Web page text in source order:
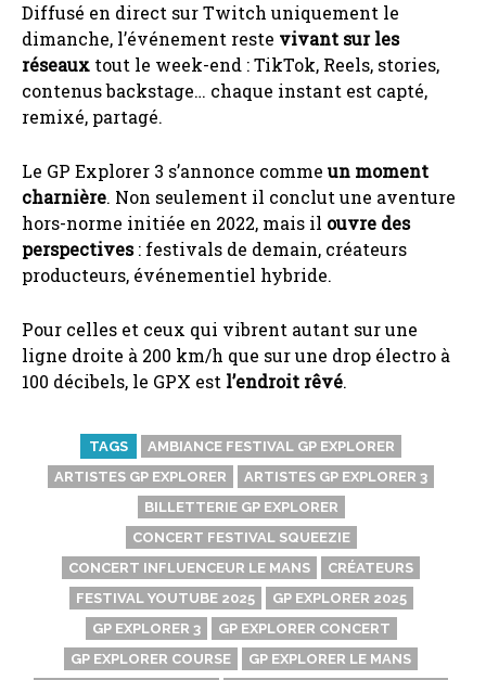
Diffusé en direct sur Twitch uniquement le
dimanche, l’événement reste vivant sur les
réseaux tout le week-end : TikTok, Reels, stories,
contenus backstage… chaque instant est capté,
remixé, partagé.
Le GP Explorer 3 s’annonce comme un moment
charnière. Non seulement il conclut une aventure
hors-norme initiée en 2022, mais il ouvre des
perspectives: festivals de demain, créateurs
producteurs, événementiel hybride.
Pour celles et ceux qui vibrent autant sur une
ligne droite à 200 km/h que sur une drop électro à
100 décibels, le GPX est l’endroit rêvé.
TAGS
AMBIANCE FESTIVAL GP EXPLORER
ARTISTES GP EXPLORER
ARTISTES GP EXPLORER 3
BILLETTERIE GP EXPLORER
CONCERT FESTIVAL SQUEEZIE
CONCERT INFLUENCEUR LE MANS
CRÉATEURS
FESTIVAL YOUTUBE 2025
GP EXPLORER 2025
GP EXPLORER 3
GP EXPLORER CONCERT
GP EXPLORER COURSE
GP EXPLORER LE MANS